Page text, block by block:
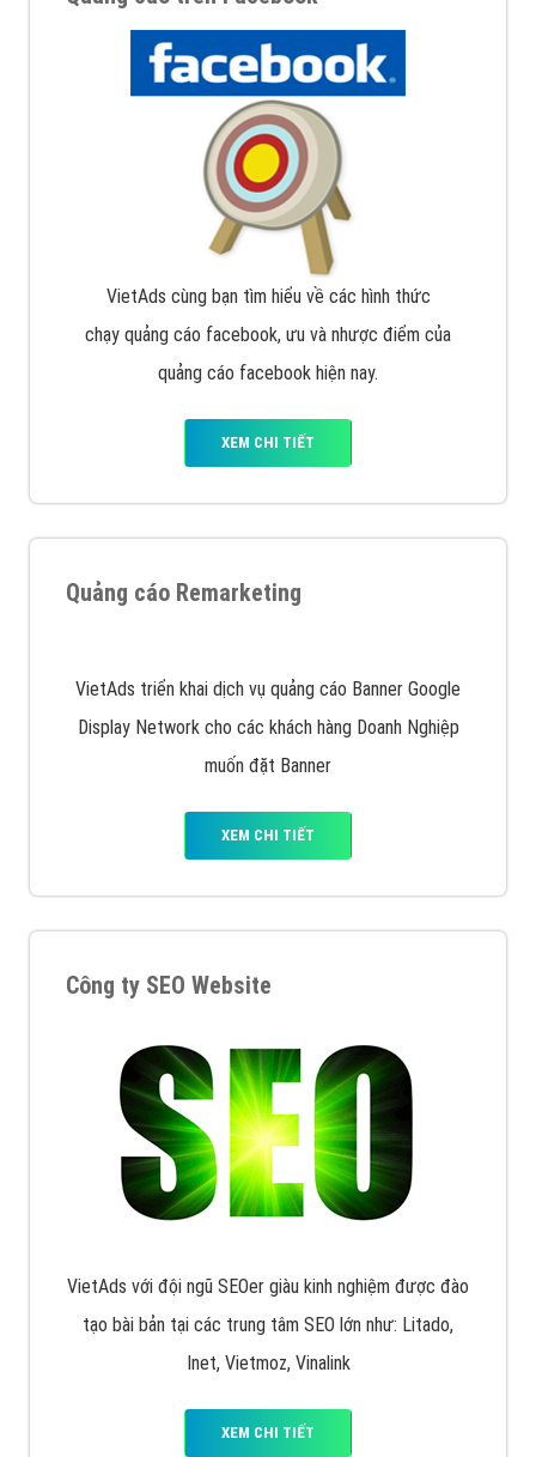
Google Ads là hình thức quảng cáo của Google được
tài trợ có chữ Ad gồm 4 ví trí trên cùng và 3 vị trí
dưới cùng
Quảng cáo trên Facebook
VietAds cùng bạn tìm hiểu về các hình thức
chạy quảng cáo facebook, ưu và nhược điểm của
Quảng cáo Remarketing
VietAds triển khai dịch vụ quảng cáo Banner Google
Display Network cho các khách hàng Doanh Nghiệp